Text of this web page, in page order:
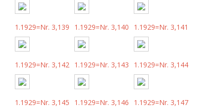
1.1929=Nr. 3,139 1.1929=Nr. 3,140 1.1929=Nr. 3,141
1.1929=Nr. 3,142 1.1929=Nr. 3,143 1.1929=Nr. 3,144
1.1929=Nr. 3,145 1.1929=Nr. 3,146 1.1929=Nr. 3,147